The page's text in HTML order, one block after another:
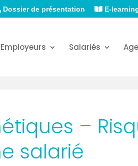
Dossier de présentation E-
Employeurs Salariés
–
salarié